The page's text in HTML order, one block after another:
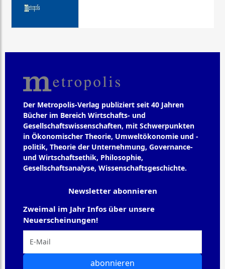
Der Metropolis-Verlag publiziert seit 40 Jahren
Bücher im Bereich Wirtschafts- und
Gesellschaftswissenschaften, mit Schwerpunkten
in Ökonomischer Theorie, Umweltökonomie und -
politik, Theorie der Unternehmung, Governance-
und Wirtschaftsethik, Philosophie,
Gesellschaftsanalyse, Wissenschaftsgeschichte.
Newsletter abonnieren
Zweimal im Jahr Infos über unsere
Neuerscheinungen!
abonnieren